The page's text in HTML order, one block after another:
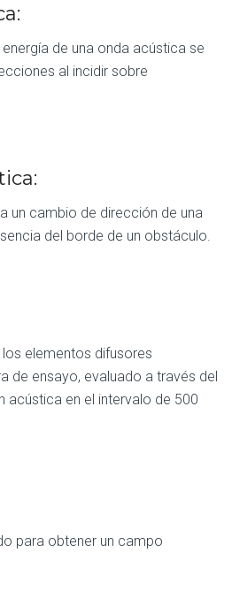
de una onda acústica se
al incidir sobre
un cambio de dirección de una
del borde de un obstáculo.
elementos difusores
de ensayo, evaluado a través del
en el intervalo de 500
para obtener un campo